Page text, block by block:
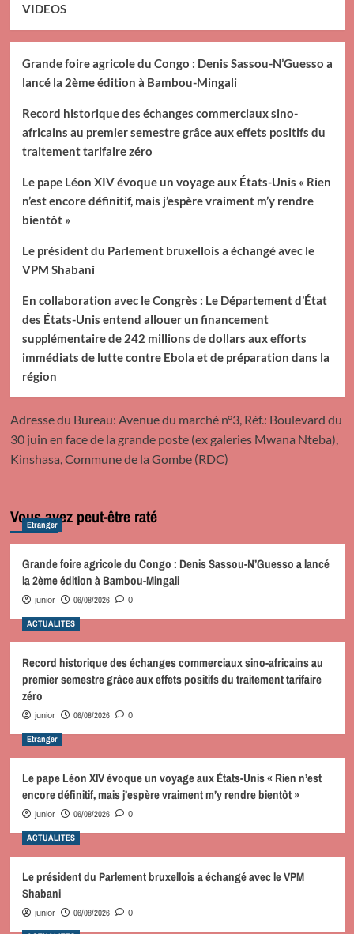
VIDEOS
Grande foire agricole du Congo : Denis Sassou-N’Guesso a
lancé la 2ème édition à Bambou-Mingali
Record historique des échanges commerciaux sino-
africains au premier semestre grâce aux effets positifs du
traitement tarifaire zéro
Le pape Léon XIV évoque un voyage aux États-Unis « Rien
n’est encore définitif, mais j’espère vraiment m’y rendre
bientôt »
Le président du Parlement bruxellois a échangé avec le
VPM Shabani
En collaboration avec le Congrès : Le Département d’État
des États-Unis entend allouer un financement
supplémentaire de 242 millions de dollars aux efforts
immédiats de lutte contre Ebola et de préparation dans la
région
Adresse du Bureau: Avenue du marché n°3, Réf.: Boulevard du
30 juin en face de la grande poste (ex galeries Mwana Nteba),
Kinshasa, Commune de la Gombe (RDC)
Vous avez peut-être raté
Etranger
Grande foire agricole du Congo : Denis Sassou-N’Guesso a lancé
la 2ème édition à Bambou-Mingali
junior 06/08/2026 0
ACTUALITES
Record historique des échanges commerciaux sino-africains au
premier semestre grâce aux effets positifs du traitement tarifaire
zéro
junior 06/08/2026 0
Etranger
Le pape Léon XIV évoque un voyage aux États-Unis « Rien n’est
encore définitif, mais j’espère vraiment m’y rendre bientôt »
junior 06/08/2026 0
ACTUALITES
Le président du Parlement bruxellois a échangé avec le VPM
Shabani
junior 06/08/2026 0